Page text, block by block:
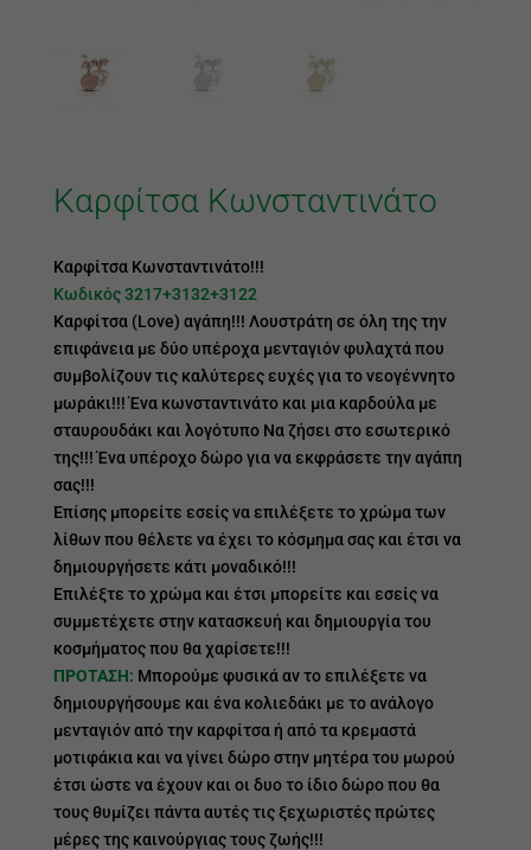
Καρφίτσα Κωνσταντινάτο
Καρφίτσα Κωνσταντινάτο!!!
Κωδικός 3217+3132+3122
Καρφίτσα (Love) αγάπη!!! Λουστράτη σε όλη της την
επιφάνεια με δύο υπέροχα μενταγιόν φυλαχτά που
συμβολίζουν τις καλύτερες ευχές για το νεογέννητο
μωράκι!!! Ένα κωνσταντινάτο και μια καρδούλα με
σταυρουδάκι και λογότυπο Να ζήσει στο εσωτερικό
της!!! Ένα υπέροχο δώρο για να εκφράσετε την αγάπη
σας!!!
Επίσης μπορείτε εσείς να επιλέξετε το χρώμα των
λίθων που θέλετε να έχει το κόσμημα σας και έτσι να
δημιουργήσετε κάτι μοναδικό!!!
Επιλέξτε το χρώμα και έτσι μπορείτε και εσείς να
συμμετέχετε στην κατασκευή και δημιουργία του
κοσμήματος που θα χαρίσετε!!!
ΠΡΟΤΑΣΗ: Μπορούμε φυσικά αν το επιλέξετε να
δημιουργήσουμε και ένα κολιεδάκι με το ανάλογο
μενταγιόν από την καρφίτσα ή από τα κρεμαστά
μοτιφάκια και να γίνει δώρο στην μητέρα του μωρού
έτσι ώστε να έχουν και οι δυο το ίδιο δώρο που θα
τους θυμίζει πάντα αυτές τις ξεχωριστές πρώτες
μέρες της καινούργιας τους ζωής!!!